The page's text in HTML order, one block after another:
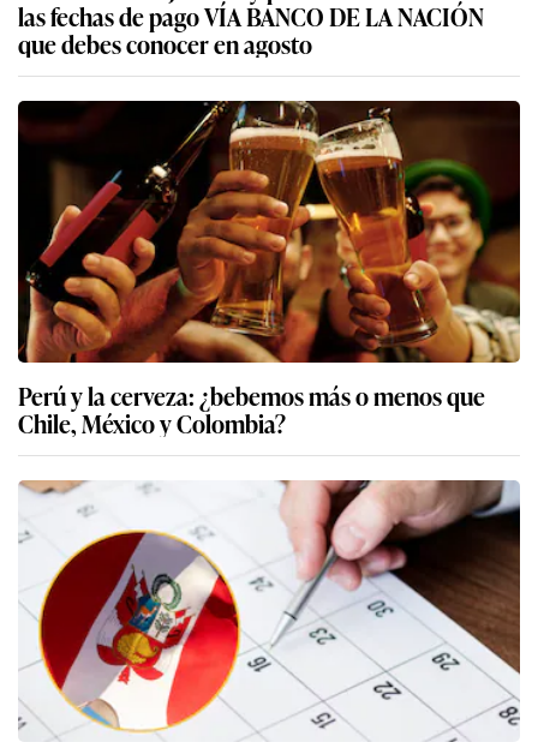
las fechas de pago VÍA BANCO DE LA NACIÓN
que debes conocer en agosto
Perú y la cerveza: ¿bebemos más o menos que
Chile, México y Colombia?